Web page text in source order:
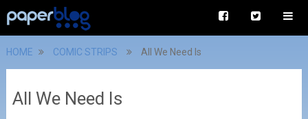
HOME COMIC STRIPS All We Need Is
All We Need Is